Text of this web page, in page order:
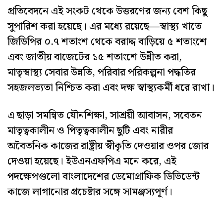
প্রতিবেদনে এই সংকট থেকে উত্তরণের জন্য বেশ কিছু
সুপারিশ করা হয়েছে। এর মধ্যে রয়েছে—স্বাস্থ্য খাতে
জিডিপির ০.৭ শতাংশ থেকে বরাদ্দ বাড়িয়ে ৫ শতাংশে
এবং জাতীয় বাজেটের ১৫ শতাংশে উন্নীত করা,
মাতৃস্বাস্থ্য সেবার উন্নতি, পরিবার পরিকল্পনা পদ্ধতির
সহজলভ্যতা নিশ্চিত করা এবং দক্ষ স্বাস্থ্যকর্মী ধরে রাখা।
এ ছাড়া সমন্বিত যৌনশিক্ষা, সাশ্রয়ী আবাসন, সবেতন
মাতৃত্বকালীন ও পিতৃত্বকালীন ছুটি এবং নারীর
অবৈতনিক কাজের রাষ্ট্রীয় স্বীকৃতি দেওয়ার ওপর জোর
দেওয়া হয়েছে। ইউএনএফপিএ মনে করে, এই
পদক্ষেপগুলো বাংলাদেশের ডেমোগ্রাফিক ডিভিডেন্ট
কাজে লাগানোর প্রচেষ্টার সঙ্গে সামঞ্জস্যপূর্ণ।